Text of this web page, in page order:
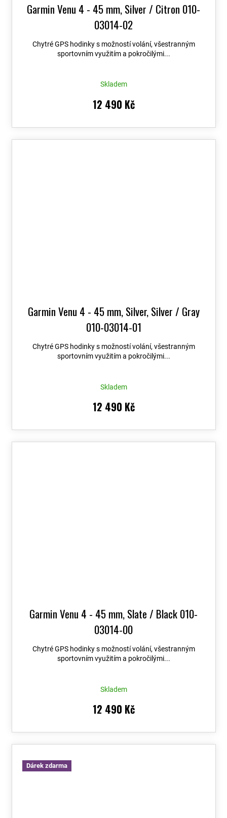
Garmin Venu 4 - 45 mm, Silver / Citron 010-
03014-02
Chytré GPS hodinky s možností volání, všestranným
sportovním využitím a pokročilými...
Skladem
12 490 Kč
Garmin Venu 4 - 45 mm, Silver, Silver / Gray
010-03014-01
Chytré GPS hodinky s možností volání, všestranným
sportovním využitím a pokročilými...
Skladem
12 490 Kč
Garmin Venu 4 - 45 mm, Slate / Black 010-
03014-00
Chytré GPS hodinky s možností volání, všestranným
sportovním využitím a pokročilými...
Skladem
12 490 Kč
Dárek zdarma